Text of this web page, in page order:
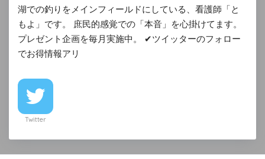
湖での釣りをメインフィールドにしている、看護師「と
もよ」です。 庶民的感覚での「本音」を心掛けてます。
プレゼント企画を毎月実施中。 ✔︎ツイッターのフォロー
でお得情報アリ
Twitter